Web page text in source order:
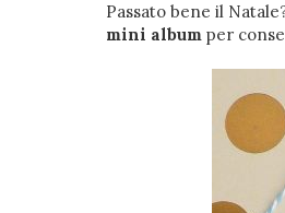
Passato bene il
mini album per